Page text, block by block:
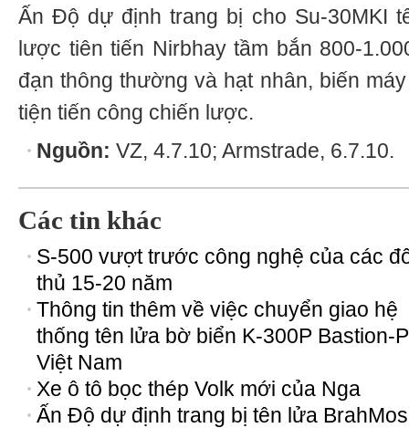
Ấn Độ dự định trang bị cho Su-30MKI
lược tiên tiến Nirbhay tầm bắn 800-
đạn thông thường và hạt nhân, biến
tiện tiến công chiến lược.
Nguồn: VZ, 4.7.10; Armstrade, 6.7.10.
Các tin khác
S-500 vượt trước công nghệ của các
thủ 15-20 năm
Thông tin thêm về việc chuyển giao hệ
thống tên lửa bờ biển K-300P Bastion-
Việt Nam
Xe ô tô bọc thép Volk mới của Nga
Ấn Độ dự định trang bị tên lửa